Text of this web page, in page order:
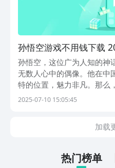
孙悟空游戏不用钱下载
单合集
孙悟空，这位广为人知的神
无数人心中的偶像。他在中
特的位置，魅力非凡。那么
游戏免费下载情况究竟如何
2025-07-10 15:05:45
加载
热门榜单